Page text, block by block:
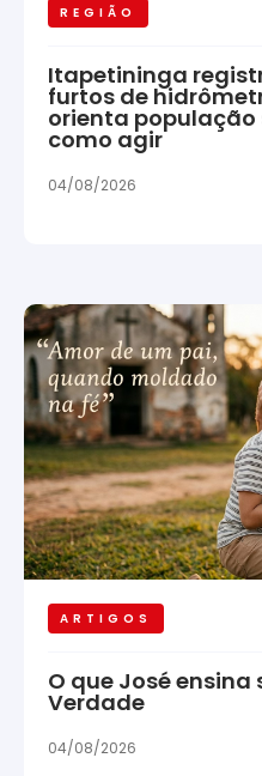
REGIÃO
Itapetininga
furtos de
orienta população
como agir
04/08/2026
ARTIGOS
O que José ensina
Verdade
04/08/2026